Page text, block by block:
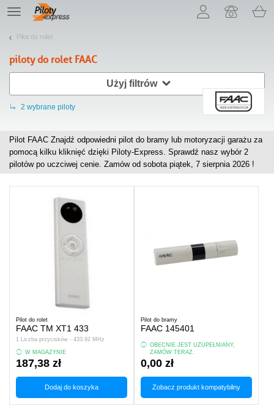
TE
navigation
Pilot do rolet
piloty do rolet FAAC
Użyj filtrów
2 wybrane piloty
Pilot FAAC Znajdź odpowiedni pilot do bramy lub motoryzacji garażu za
pomocą kilku kliknięć dzięki Piloty-Express. Sprawdź nasz wybór 2
pilotów po uczciwej cenie. Zamów od sobota piątek, 7 sierpnia 2026 !
Pilot do rolet
FAAC TM XT1 433
1 Liczba przycisków - 433.92 MHz
W MAGAZYNIE
187,38 zł
Dodaj do koszyka
Pilot do bramy
FAAC 145401
OBECNIE JEST UZUPEŁNIANY,
ZAMÓW TERAZ.
0,00 zł
Zobacz produkt kompatybilny
Pozwól, że przedstawimy nasze ciasteczka!